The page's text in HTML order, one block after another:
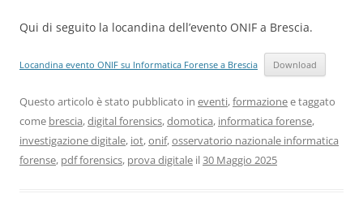
Qui di seguito la locandina dell’evento ONIF a Brescia.
Locandina evento ONIF su Informatica Forense a Brescia Download
Questo articolo è stato pubblicato in eventi,formazionee taggato
come brescia,digital forensics,domotica, informatica forense,
investigazione digitale, iot,onif,osservatorio nazionale informatica
forense, pdf forensics, prova digitale il30 Maggio 2025